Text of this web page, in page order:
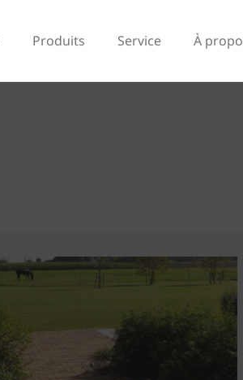
Produits Service À